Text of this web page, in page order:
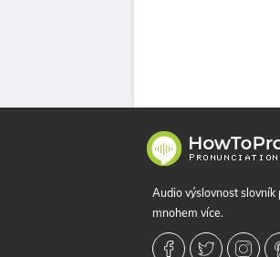
Audio výslovnost slovník
mnohem více.